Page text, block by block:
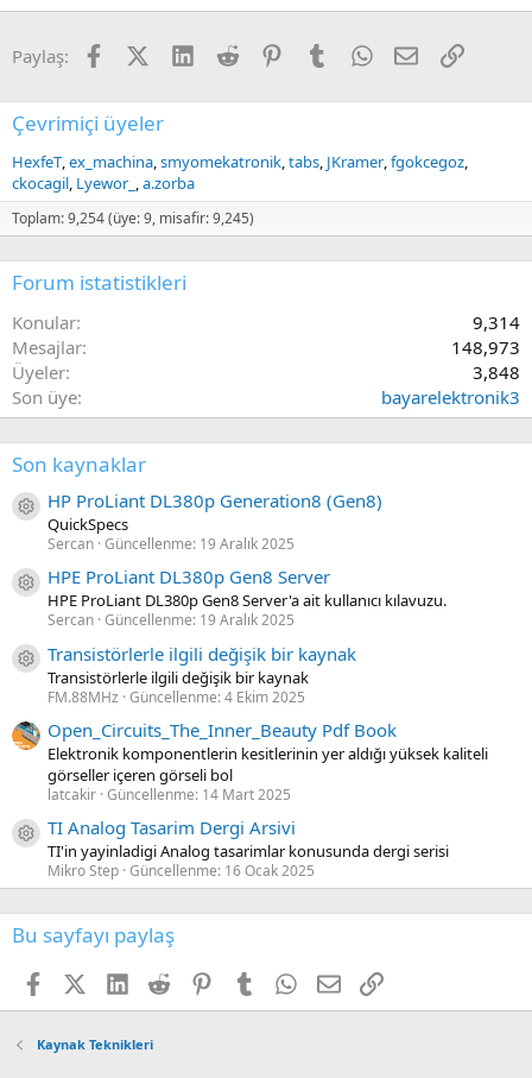
Paylaş: FacebookX (Twitter)
LinkedIn
Reddit PinterestTumblrWhatsApp
E-postaLink
Çevrimiçi üyeler
HexfeT ex_machina smyomekatronik tabs JKramer fgokcegoz
ckocagil Lyewor_ a.zorba
Toplam: 9,254 (üye: 9, misafir: 9,245)
Forum istatistikleri
Konular
9,314
Mesajlar
148,973
Üyeler
3,848
Son üye
bayarelektronik3
Son kaynaklar
Kaynak ikon/amblem
HP ProLiant DL380p Generation8 (Gen8)
QuickSpecs
Sercan Güncellenme: 19 Aralık 2025
Kaynak ikon/amblem
HPE ProLiant DL380p Gen8 Server
HPE ProLiant DL380p Gen8 Server'a ait kullanıcı kılavuzu.
Sercan Güncellenme: 19 Aralık 2025
Kaynak ikon/amblem
Transistörlerle ilgili değişik bir kaynak
Transistörlerle ilgili değişik bir kaynak
FM.88MHz Güncellenme:4 Ekim 2025
Open_Circuits_The_Inner_Beauty Pdf Book
Elektronik komponentlerin kesitlerinin yer aldığı yüksek kaliteli
görseller içeren görseli bol
latcakir Güncellenme: 14 Mart 2025
Kaynak ikon/amblem
TI Analog Tasarim Dergi Arsivi
TI'in yayinladigi Analog tasarimlar konusunda dergi serisi
Mikro Step Güncellenme: 16 Ocak 2025
Bu sayfayı paylaş
FacebookX (Twitter)
LinkedIn
Reddit PinterestTumblr WhatsApp
E-postaLink
Kaynak Teknikleri